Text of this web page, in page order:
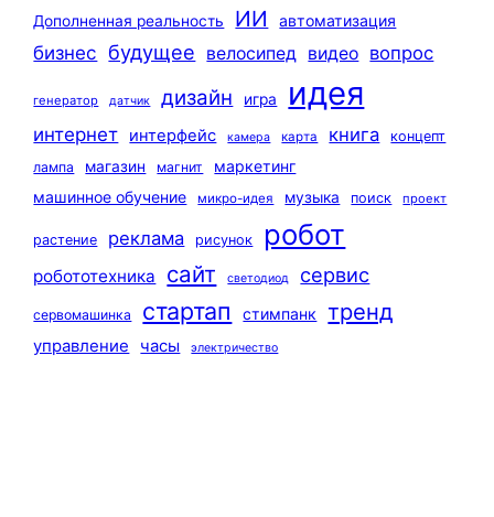
Дополненная реальность ИИ автоматизация
бизнес будущее велосипед видео вопрос
генератор датчик дизайн игра идея
интернет интерфейс камера карта книга
концепт
лампа
магазин магнит
маркетинг
машинное обучение
микро-идея музыка поиск проект
растение реклама рисунок робот
робототехника сайт светодиод сервис
сервомашинка стартап стимпанк тренд
управление часы электричество